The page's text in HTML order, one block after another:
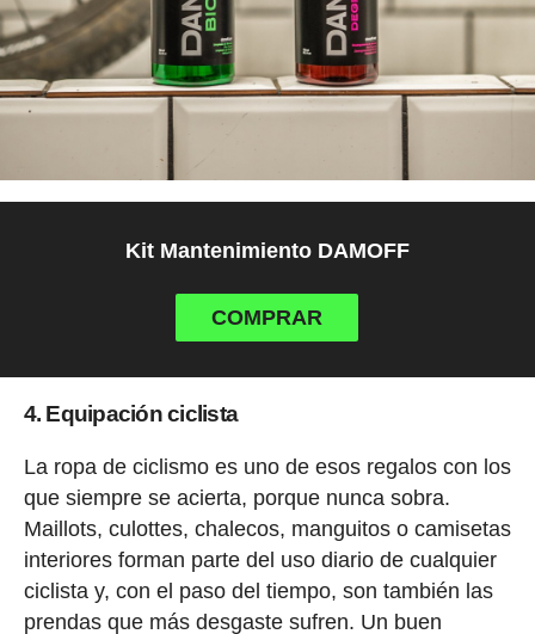
Kit Mantenimiento DAMOFF
COMPRAR
4. Equipación ciclista
La ropa de ciclismo es uno de esos regalos con los
que siempre se acierta, porque nunca sobra.
Maillots, culottes, chalecos, manguitos o camisetas
interiores forman parte del uso diario de cualquier
ciclista y, con el paso del tiempo, son también las
prendas que más desgaste sufren. Un buen